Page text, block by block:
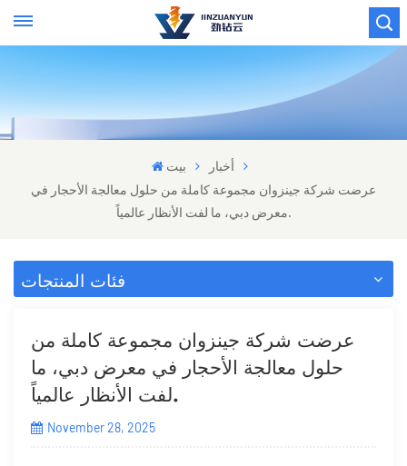
بيت
أخبار
عرضت شركة جينزوان مجموعة كاملة من حلول معالجة الأحجار في
معرض دبي، ما لفت الأنظار عالمياً.
فئات المنتجات
عرضت شركة جينزوان مجموعة كاملة من
حلول معالجة الأحجار في معرض دبي، ما
لفت الأنظار عالمياً.
November 28, 2025